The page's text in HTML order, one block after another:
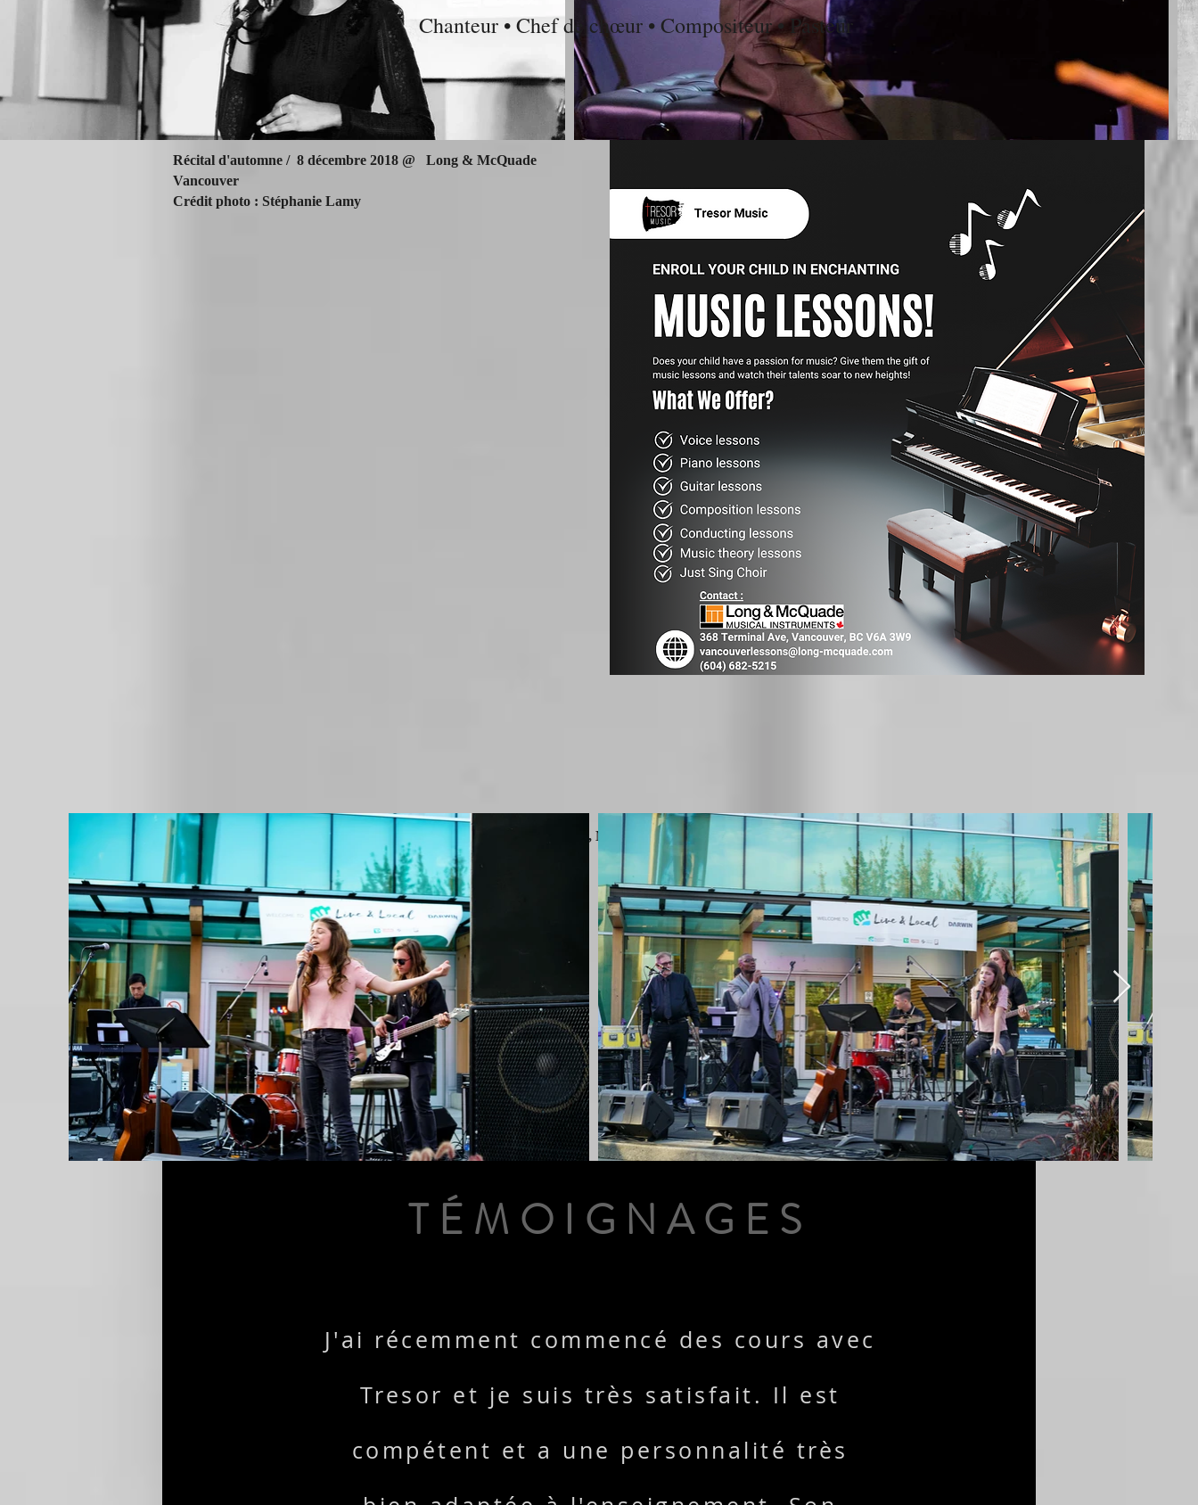
Récital d'automne / 8 décembre 2018 @
Long & McQuade
Vancouver
Crédit photo : Stéphanie Lamy
Concert en direct et série locale 9 août 2019 @ Vallée de Lynn, Nord
Vancouver
Crédit photo : Yhanu Sivapalan
TÉMOIGNAGES
J'ai récemment commencé des cours avec
Tresor et je suis très satisfait. Il est
compétent et a une personnalité très
Chanteur • Chef de chœur • Compositeur • Pasteur